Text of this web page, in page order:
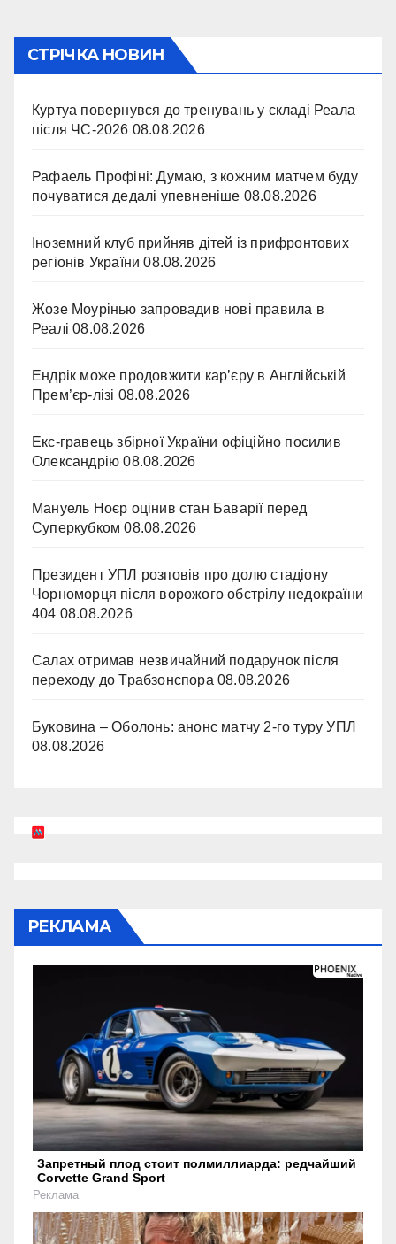
СТРІЧКА НОВИН
Куртуа повернувся до тренувань у складі Реала
після ЧС-2026 08.08.2026
Рафаель Профіні: Думаю, з кожним матчем буду
почуватися дедалі упевненіше 08.08.2026
Іноземний клуб прийняв дітей із прифронтових
регіонів України 08.08.2026
Жозе Моурінью запровадив нові правила в
Реалі 08.08.2026
Ендрік може продовжити кар’єру в Англійській
Прем’єр-лізі 08.08.2026
Екс-гравець збірної України офіційно посилив
Олександрію 08.08.2026
Мануель Ноєр оцінив стан Баварії перед
Суперкубком 08.08.2026
Президент УПЛ розповів про долю стадіону
Чорноморця після ворожого обстрілу недокраїни
404 08.08.2026
Салах отримав незвичайний подарунок після
переходу до Трабзонспора 08.08.2026
Буковина – Оболонь: анонс матчу 2-го туру УПЛ
08.08.2026
РЕКЛАМА
Запретный плод стоит полмиллиарда: редчайший
Corvette Grand Sport
Реклама